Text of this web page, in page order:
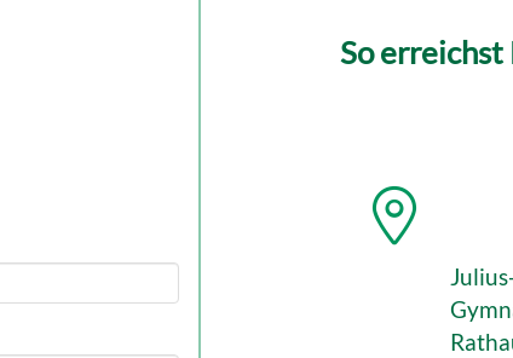
So erreichst